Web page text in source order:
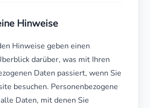
Hinweise
Hinweise geben einen
darüber, was mit Ihren
Daten passiert, wenn Sie
besuchen. Personenbezogene
Daten, mit denen Sie